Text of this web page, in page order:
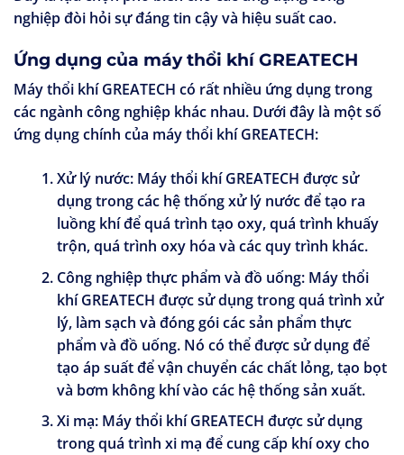
nghiệp đòi hỏi sự đáng tin cậy và hiệu suất cao.
Ứng dụng của máy thổi khí GREATECH
Máy thổi khí GREATECH có rất nhiều ứng dụng trong
các ngành công nghiệp khác nhau. Dưới đây là một số
ứng dụng chính của máy thổi khí GREATECH:
Xử lý nước: Máy thổi khí GREATECH được sử
dụng trong các hệ thống xử lý nước để tạo ra
luồng khí để quá trình tạo oxy, quá trình khuấy
trộn, quá trình oxy hóa và các quy trình khác.
Công nghiệp thực phẩm và đồ uống: Máy thổi
khí GREATECH được sử dụng trong quá trình xử
lý, làm sạch và đóng gói các sản phẩm thực
phẩm và đồ uống. Nó có thể được sử dụng để
tạo áp suất để vận chuyển các chất lỏng, tạo bọt
và bơm không khí vào các hệ thống sản xuất.
Xi mạ: Máy thổi khí GREATECH được sử dụng
trong quá trình xi mạ để cung cấp khí oxy cho